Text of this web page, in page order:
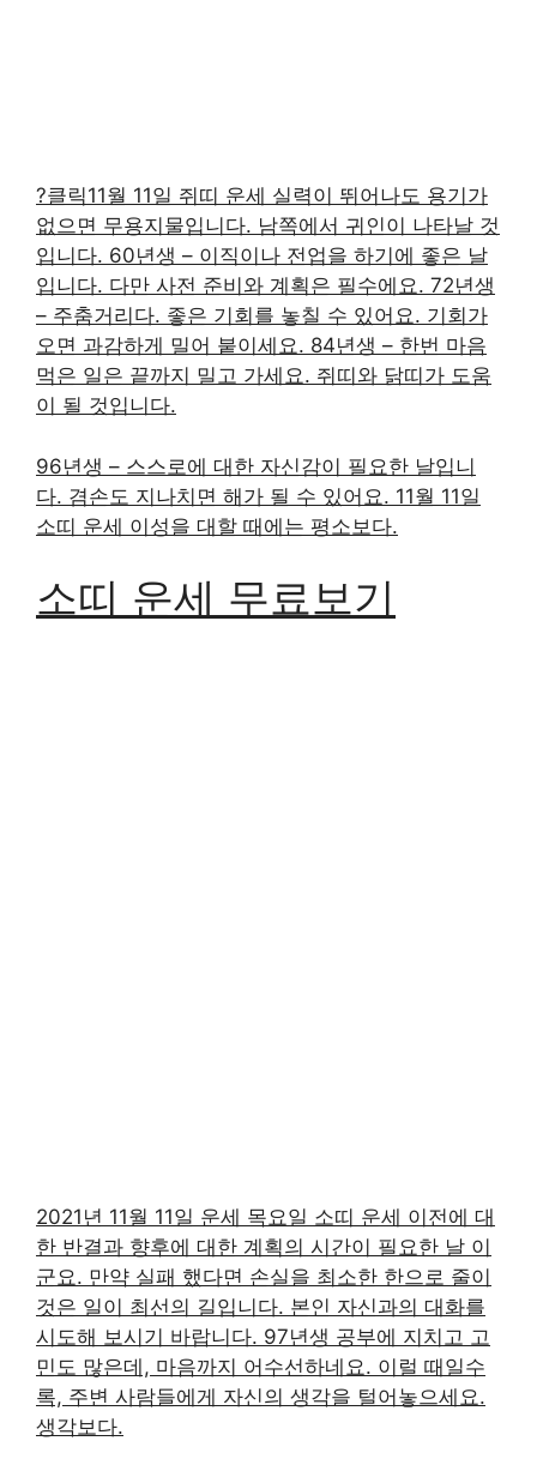
?클릭11월 11일 쥐띠 운세 실력이 뛰어나도 용기가
없으면 무용지물입니다. 남쪽에서 귀인이 나타날 것
입니다. 60년생 – 이직이나 전업을 하기에 좋은 날
입니다. 다만 사전 준비와 계획은 필수에요. 72년생
– 주춤거리다. 좋은 기회를 놓칠 수 있어요. 기회가
오면 과감하게 밀어 붙이세요. 84년생 – 한번 마음
먹은 일은 끝까지 밀고 가세요. 쥐띠와 닭띠가 도움
이 될 것입니다.
96년생 – 스스로에 대한 자신감이 필요한 날입니
다. 겸손도 지나치면 해가 될 수 있어요. 11월 11일
소띠 운세 이성을 대할 때에는 평소보다.
소띠 운세 무료보기
2021년 11월 11일 운세 목요일 소띠 운세 이전에 대
한 반결과 향후에 대한 계획의 시간이 필요한 날 이
군요. 만약 실패 했다면 손실을 최소한 한으로 줄이
것은 일이 최선의 길입니다. 본인 자신과의 대화를
시도해 보시기 바랍니다. 97년생 공부에 지치고 고
민도 많은데, 마음까지 어수선하네요. 이럴 때일수
록, 주변 사람들에게 자신의 생각을 털어놓으세요.
생각보다.